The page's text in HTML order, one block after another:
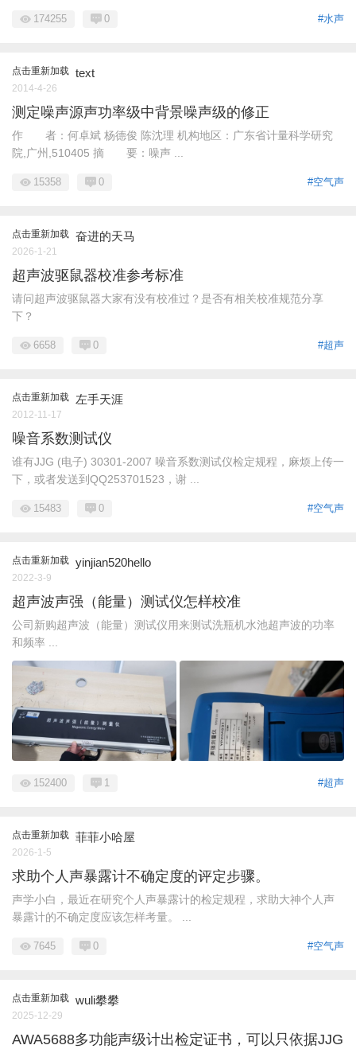
#水声
174255 0
点击重新加载 text
2014-4-26
测定噪声源声功率级中背景噪声级的修正
作 者：何卓斌 杨德俊 陈沈理 机构地区：广东省计量科学研究
院,广州,510405 摘 要：噪声 ...
#空气声
15358 0
点击重新加载 奋进的天马
2026-1-21
超声波驱鼠器校准参考标准
请问超声波驱鼠器大家有没有校准过？是否有相关校准规范分享
下？
#超声
6658 0
点击重新加载 左手天涯
2012-11-17
噪音系数测试仪
谁有JJG (电子) 30301-2007 噪音系数测试仪检定规程，麻烦上传一
下，或者发送到QQ253701523，谢 ...
#空气声
15483 0
点击重新加载 yinjian520hello
2022-3-9
超声波声强（能量）测试仪怎样校准
公司新购超声波（能量）测试仪用来测试洗瓶机水池超声波的功率
和频率 ...
#超声
152400 1
点击重新加载 菲菲小哈屋
2026-1-5
求助个人声暴露计不确定度的评定步骤。
声学小白，最近在研究个人声暴露计的检定规程，求助大神个人声
暴露计的不确定度应该怎样考量。 ...
#空气声
7645 0
点击重新加载 wuli攀攀
2025-12-29
AWA5688多功能声级计出检定证书，可以只依据JJG